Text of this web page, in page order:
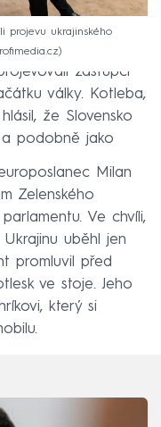
projevu ukrajinského
zástupci
války. Kotleba,
že Slovensko
podobně jako
Milan
Zelenského
Ve chvíli,
uběhl jen
promluvil před
ve stoje. Jeho
který si